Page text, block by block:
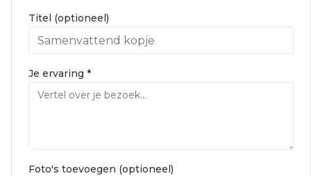
Titel (optioneel)
Je ervaring *
Foto's toevoegen (optioneel)